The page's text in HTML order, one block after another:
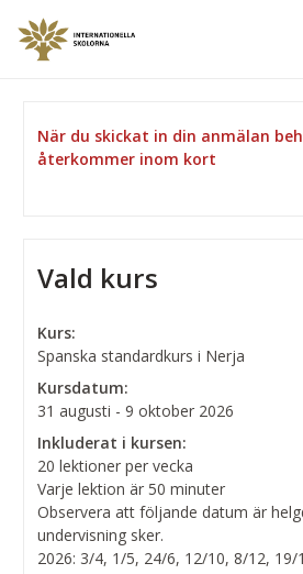
När du skickat in din anmälan
återkommer inom kort
Vald kurs
Kurs:
Spanska standardkurs i Nerja
Kursdatum:
31 augusti - 9 oktober 2026
Inkluderat i kursen:
20 lektioner per vecka
Varje lektion är 50 minuter
Observera att följande datum är
undervisning sker.
2026: 3/4, 1/5, 24/6, 12/10, 8/12, 19/